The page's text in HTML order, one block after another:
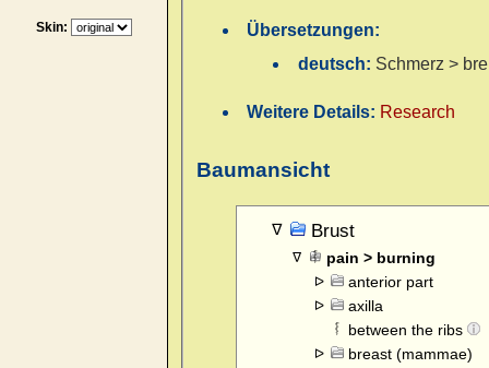
Skin:
Übersetzungen:
deutsch: Schmerz >
Weitere Details: Research
Baumansicht
Brust
pain > burning
anterior part
axilla
between the ribs
breast (mammae)